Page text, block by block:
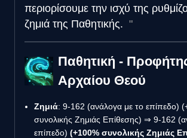
περιορίσουμε την ισχύ της
ζημιά της Παθητικής.
Παθητική -
Αρχαίου Θεού
Ζημιά: 9-162 (ανάλογα με το επίπεδο)
συνολικής Ζημιάς Επίθεσης) ⇒ 9-162
επίπεδο) (+100% συνολικής Ζημιάς